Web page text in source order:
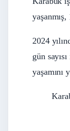
yaşanmış,
2024
gün
yaşamını